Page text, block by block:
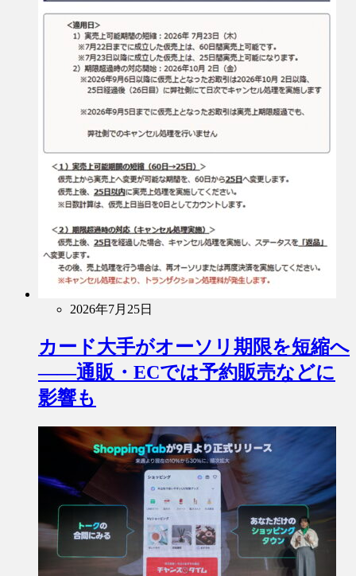
2026年7月25日
カード大手がオーソリ期限を短縮へ
――通販・ECでは予約販売などに
影響も